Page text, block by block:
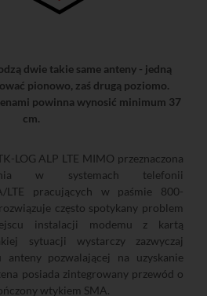
dwie takie same anteny - jedną
pionowo, zaś drugą poziomo.
powinna wynosić minimum 37
cm.
LOG ALP LTE MIMO przeznaczona
w systemach telefonii
LTE pracujących w paśmie 800-
często spotykany problem
instalacji modemu z kartą
sytuacji wystarczy zazwyczaj
anteny pozwalającej na uzyskanie
posiada zintegrowany przewód o
wtykiem SMA.